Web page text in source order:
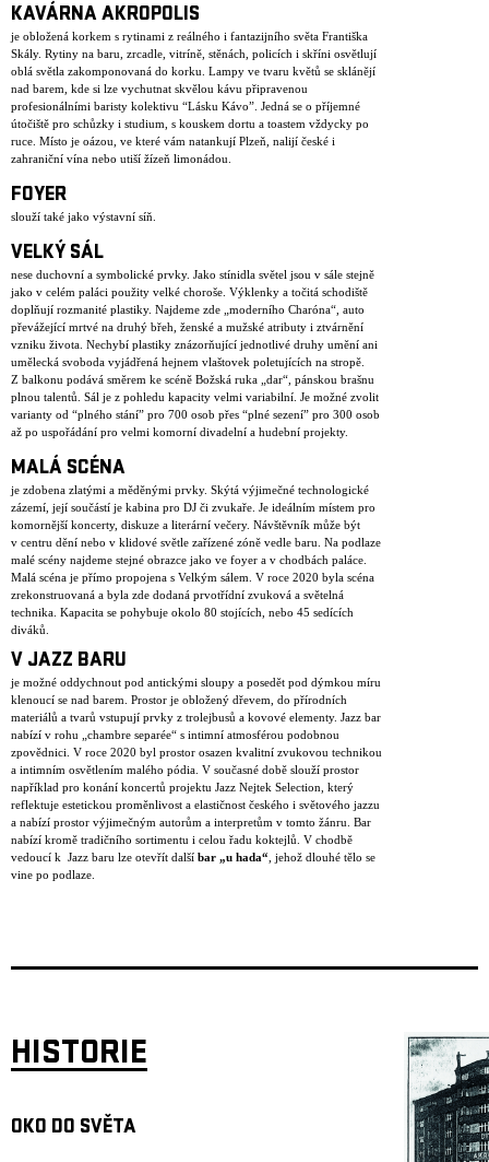
KAVÁRNA AKROPOLIS
je obložená korkem s rytinami z reálného i fantazijního světa Františka
Skály. Rytiny na baru, zrcadle, vitríně, stěnách, policích i skříni osvětlují
oblá světla zakomponovaná do korku. Lampy ve tvaru květů se sklánějí
nad barem, kde si lze vychutnat skvělou kávu připravenou
profesionálními baristy kolektivu “Lásku Kávo”. Jedná se o příjemné
útočiště pro schůzky i studium, s kouskem dortu a toastem vždycky po
ruce. Místo je oázou, ve které vám natankují Plzeň, nalijí české i
zahraniční vína nebo utiší žízeň limonádou.
FOYER
slouží také jako výstavní síň.
VELKÝ SÁL
nese duchovní a symbolické prvky. Jako stínidla světel jsou v sále stejně
jako v celém paláci použity velké choroše. Výklenky a točitá schodiště
doplňují rozmanité plastiky. Najdeme zde „moderního Charóna“, auto
převážející mrtvé na druhý břeh, ženské a mužské atributy i ztvárnění
vzniku života. Nechybí plastiky znázorňující jednotlivé druhy umění ani
umělecká svoboda vyjádřená hejnem vlaštovek poletujících na stropě.
Z balkonu podává směrem ke scéně Božská ruka „dar“, pánskou brašnu
plnou talentů. Sál je z pohledu kapacity velmi variabilní. Je možné zvolit
varianty od “plného stání” pro 700 osob přes “plné sezení” pro 300 osob
až po uspořádání pro velmi komorní divadelní a hudební projekty.
MALÁ SCÉNA
je zdobena zlatými a měděnými prvky. Skýtá výjimečné technologické
zázemí, její součástí je kabina pro DJ či zvukaře. Je ideálním místem pro
komornější koncerty, diskuze a literární večery. Návštěvník může být
v centru dění nebo v klidové světle zařízené zóně vedle baru. Na podlaze
malé scény najdeme stejné obrazce jako ve foyer a v chodbách paláce.
Malá scéna je přímo propojena s Velkým sálem. V roce 2020 byla scéna
zrekonstruovaná a byla zde dodaná prvotřídní zvuková a světelná
technika. Kapacita se pohybuje okolo 80 stojících, nebo 45 sedících
diváků.
V JAZZ BARU
je možné oddychnout pod antickými sloupy a posedět pod dýmkou míru
klenoucí se nad barem. Prostor je obložený dřevem, do přírodních
materiálů a tvarů vstupují prvky z trolejbusů a kovové elementy. Jazz bar
nabízí v rohu „chambre separée“ s intimní atmosférou podobnou
zpovědnici. V roce 2020 byl prostor osazen kvalitní zvukovou technikou
a intimním osvětlením malého pódia. V současné době slouží prostor
například pro konání koncertů projektu Jazz Nejtek Selection, který
reflektuje estetickou proměnlivost a elastičnost českého i světového jazzu
a nabízí prostor výjimečným autorům a interpretům v tomto žánru. Bar
nabízí kromě tradičního sortimentu i celou řadu koktejlů. V chodbě
vedoucí k Jazz baru lze otevřít další bar „u hada“ , jehož dlouhé tělo se
vine po podlaze.
HISTORIE
OKO DO SVĚTA